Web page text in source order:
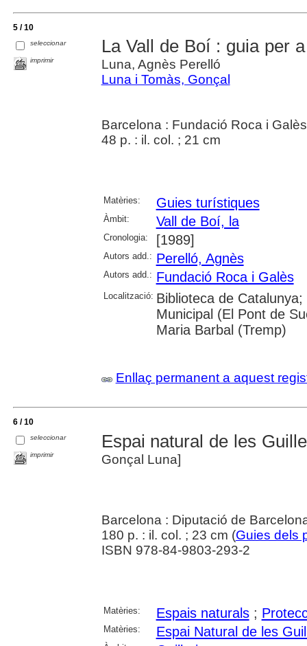
5 / 10
seleccionar
imprimir
La Vall de Boí : guia per
Luna, Agnès Perelló
Luna i Tomàs, Gonçal
Barcelona : Fundació Roca i
48 p. : il. col. ; 21 cm
Matèries: Guies turístiques
Àmbit: Vall de Boí, la
Cronologia: [1989]
Autors add.: Perelló, Agnès
Autors add.: Fundació Roca i Galès
Localització: Biblioteca de
Municipal (El Pont de
Maria Barbal (Tremp)
Enllaç permanent a aquest
6 / 10
seleccionar
imprimir
Espai natural de les
Gonçal Luna]
Barcelona : Diputació de
180 p. : il. col. ; 23 cm (Guies dels
ISBN 978-84-9803-293-2
Matèries: Espais naturals;
Matèries: Espai Natural de les